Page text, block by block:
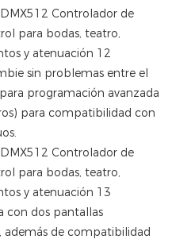
sin problemas entre el
programación avanzada
para compatibilidad con
con dos pantallas
de compatibilidad